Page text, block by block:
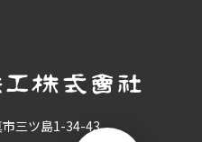
三ツ島1-34-43